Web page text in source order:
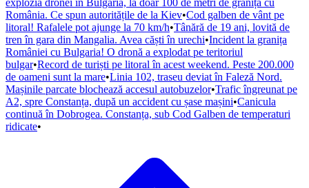
explozia dronei în Bulgaria, la doar 100 de metri de granița cu
România. Ce spun autoritățile de la Kiev•Cod galben de vânt pe
litoral! Rafalele pot ajunge la 70 km/h•Tânără de 19 ani, lovită de
tren în gara din Mangalia. Avea căști în urechi•Incident la granița
României cu Bulgaria! O dronă a explodat pe teritoriul
bulgar•Record de turiști pe litoral în acest weekend. Peste 200.000
de oameni sunt la mare•Linia 102, traseu deviat în Faleză Nord.
Mașinile parcate blochează accesul autobuzelor•Trafic îngreunat pe
A2, spre Constanța, după un accident cu șase mașini•Canicula
continuă în Dobrogea. Constanța, sub Cod Galben de temperaturi
ridicate•